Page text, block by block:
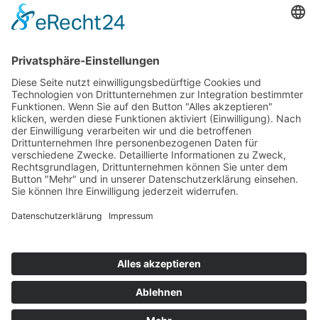
Bekanntmachungen
Ausschreibungen
Zu uns
Unser Team
Arbeiten bei Innovation Salzburg
Anfahrt
Die Innovation Salzburg GmbH ist ein Unternehmen von
Salzburg und Industriellenvereinigung Salzburg.
Datenschutzerklärung